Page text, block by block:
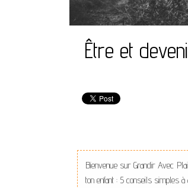
Être et
Bienvenue sur Grandir Avec
ton enfant : 5 conseils simples à